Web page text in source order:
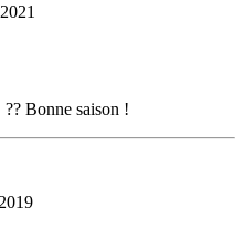
Bonne saison !